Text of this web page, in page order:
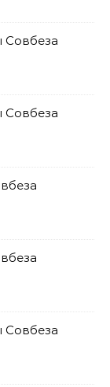
Совбеза
Совбеза
Совбеза